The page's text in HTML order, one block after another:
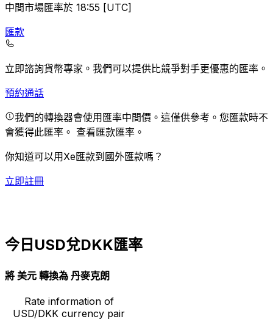
中間市場匯率於 18:55 [UTC]
匯款
立即諮詢貨幣專家。 我們可以提供比競爭對手更優惠的匯率。
預約通話
我們的轉換器會使用匯率中間價。這僅供參考。您匯款時不
會獲得此匯率。 查看匯款匯率。
你知道可以用Xe匯款到國外匯款嗎？
立即註冊
今日USD兌DKK匯率
將 美元 轉換為 丹麥克朗
Rate information of
USD/DKK currency pair